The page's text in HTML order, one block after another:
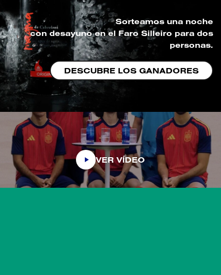
Sorteamos una noche
con desayuno en el Faro Silleiro para dos
personas.
DESCUBRE LOS GANADORES
VER VÍDEO